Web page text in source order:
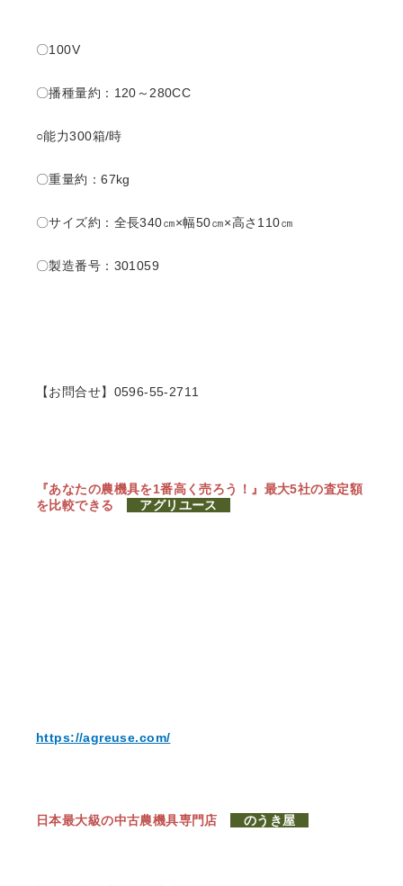
〇100V
〇播種量約：120～280CC
○能力300箱/時
〇重量約：67kg
〇サイズ約：全長340㎝×幅50㎝×高さ110㎝
〇製造番号：301059
【お問合せ】0596-55-2711
『あなたの農機具を1番高く売ろう！』 最大5社の査定額
を比較できる
アグリユース
https://agreuse.com/
日本最大級の中古農機具専門店 のうき屋